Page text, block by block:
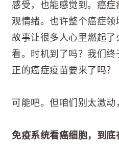
感受，也能感觉到。癌
观情绪。也许整个癌症
故事让很多人心里燃起
看。时机到了吗？我们
正的癌症疫苗要来了吗？
可能吧。但咱们别太激动
免疫系统看癌细胞，到底